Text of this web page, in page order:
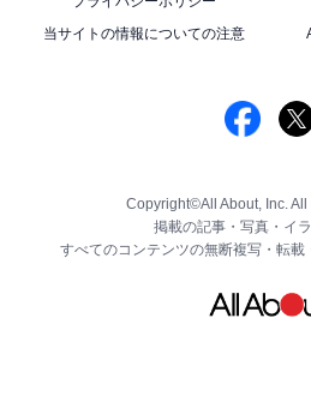
当サイトの情報についての注意
Copyright©All About, Inc.
掲載の記事・写真・イラ
すべてのコンテンツの無断複写・転載